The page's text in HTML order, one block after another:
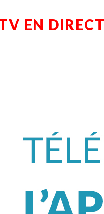
EN DIRECT